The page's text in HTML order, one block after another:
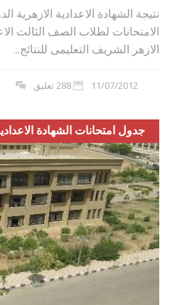
الامتحانات لطلاب الصف الثالث
الازهر الشريف التعليمى للنتائج...
11/07/2012 288 تعليق
جدول امتحانات الشهادة